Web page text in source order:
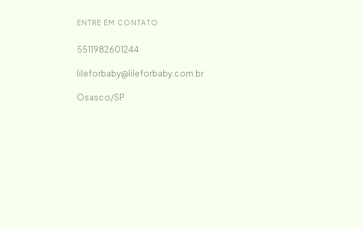
ENTRE EM CONTATO
5511982601244
lileforbaby@lileforbaby.com.br
Osasco/SP